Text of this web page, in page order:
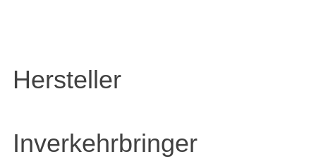
Hersteller
Inverkehrbringer